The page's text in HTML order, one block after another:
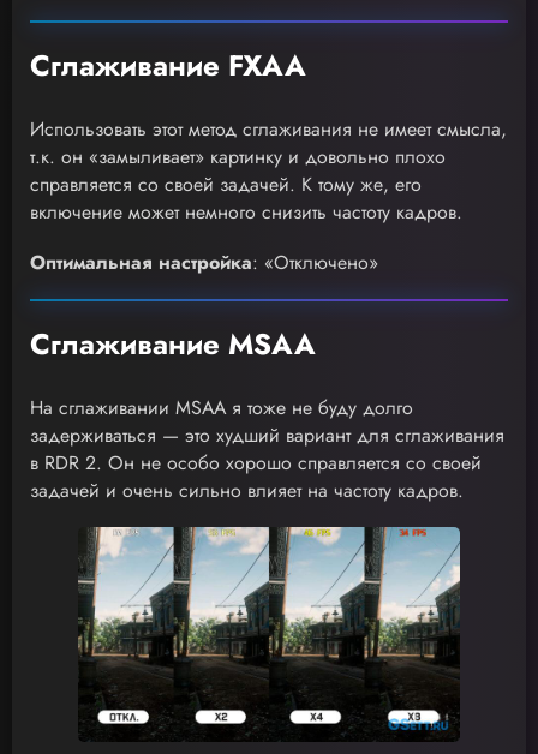
Сглаживание FXAA
Использовать этот метод сглаживания не имеет смысла,
т.к. он «замыливает» картинку и довольно плохо
справляется со своей задачей. К тому же, его
включение может немного снизить частоту кадров.
Оптимальная настройка: «Отключено»
Сглаживание MSAA
На сглаживании MSAA я тоже не буду долго
задерживаться — это худший вариант для сглаживания
в RDR 2. Он не особо хорошо справляется со своей
задачей и очень сильно влияет на частоту кадров.